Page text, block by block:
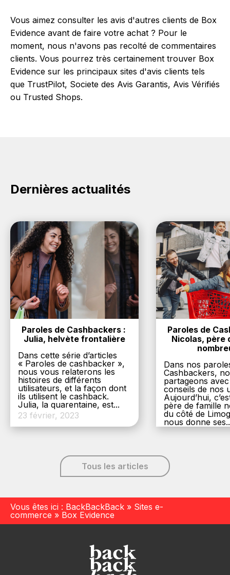
dans votre cagnotte au plus tard 48h après votre
achat sur le site Box Evidence.
Vous aimez consulter les avis d'autres clients de Box
Evidence avant de faire votre achat ? Pour le
moment, nous n'avons pas recolté de commentaires
clients. Vous pourrez très certainement trouver Box
Evidence sur les principaux sites d'avis clients tels
que TrustPilot, Societe des Avis Garantis, Avis Vérifiés
ou Trusted Shops.
Dernières actualités
Paroles de Cashbackers :
Julia, helvète frontalière
Dans cette série d’articles
« Paroles de cashbacker »,
nous vous relaterons les
histoires de différents
utilisateurs, et la façon dont
ils utilisent le cashback.
Julia, la quarentaine, est...
23 février, 2023
Paroles de
Nicolas, père
Dans nos
Cashbackers,
partageons
conseils de nos
Aujourd’hui,
père de famille
du côté de
nous donne
Tous les articles
Vous êtes ici : BackBackBack » Sites e-
commerce » Box Evidence